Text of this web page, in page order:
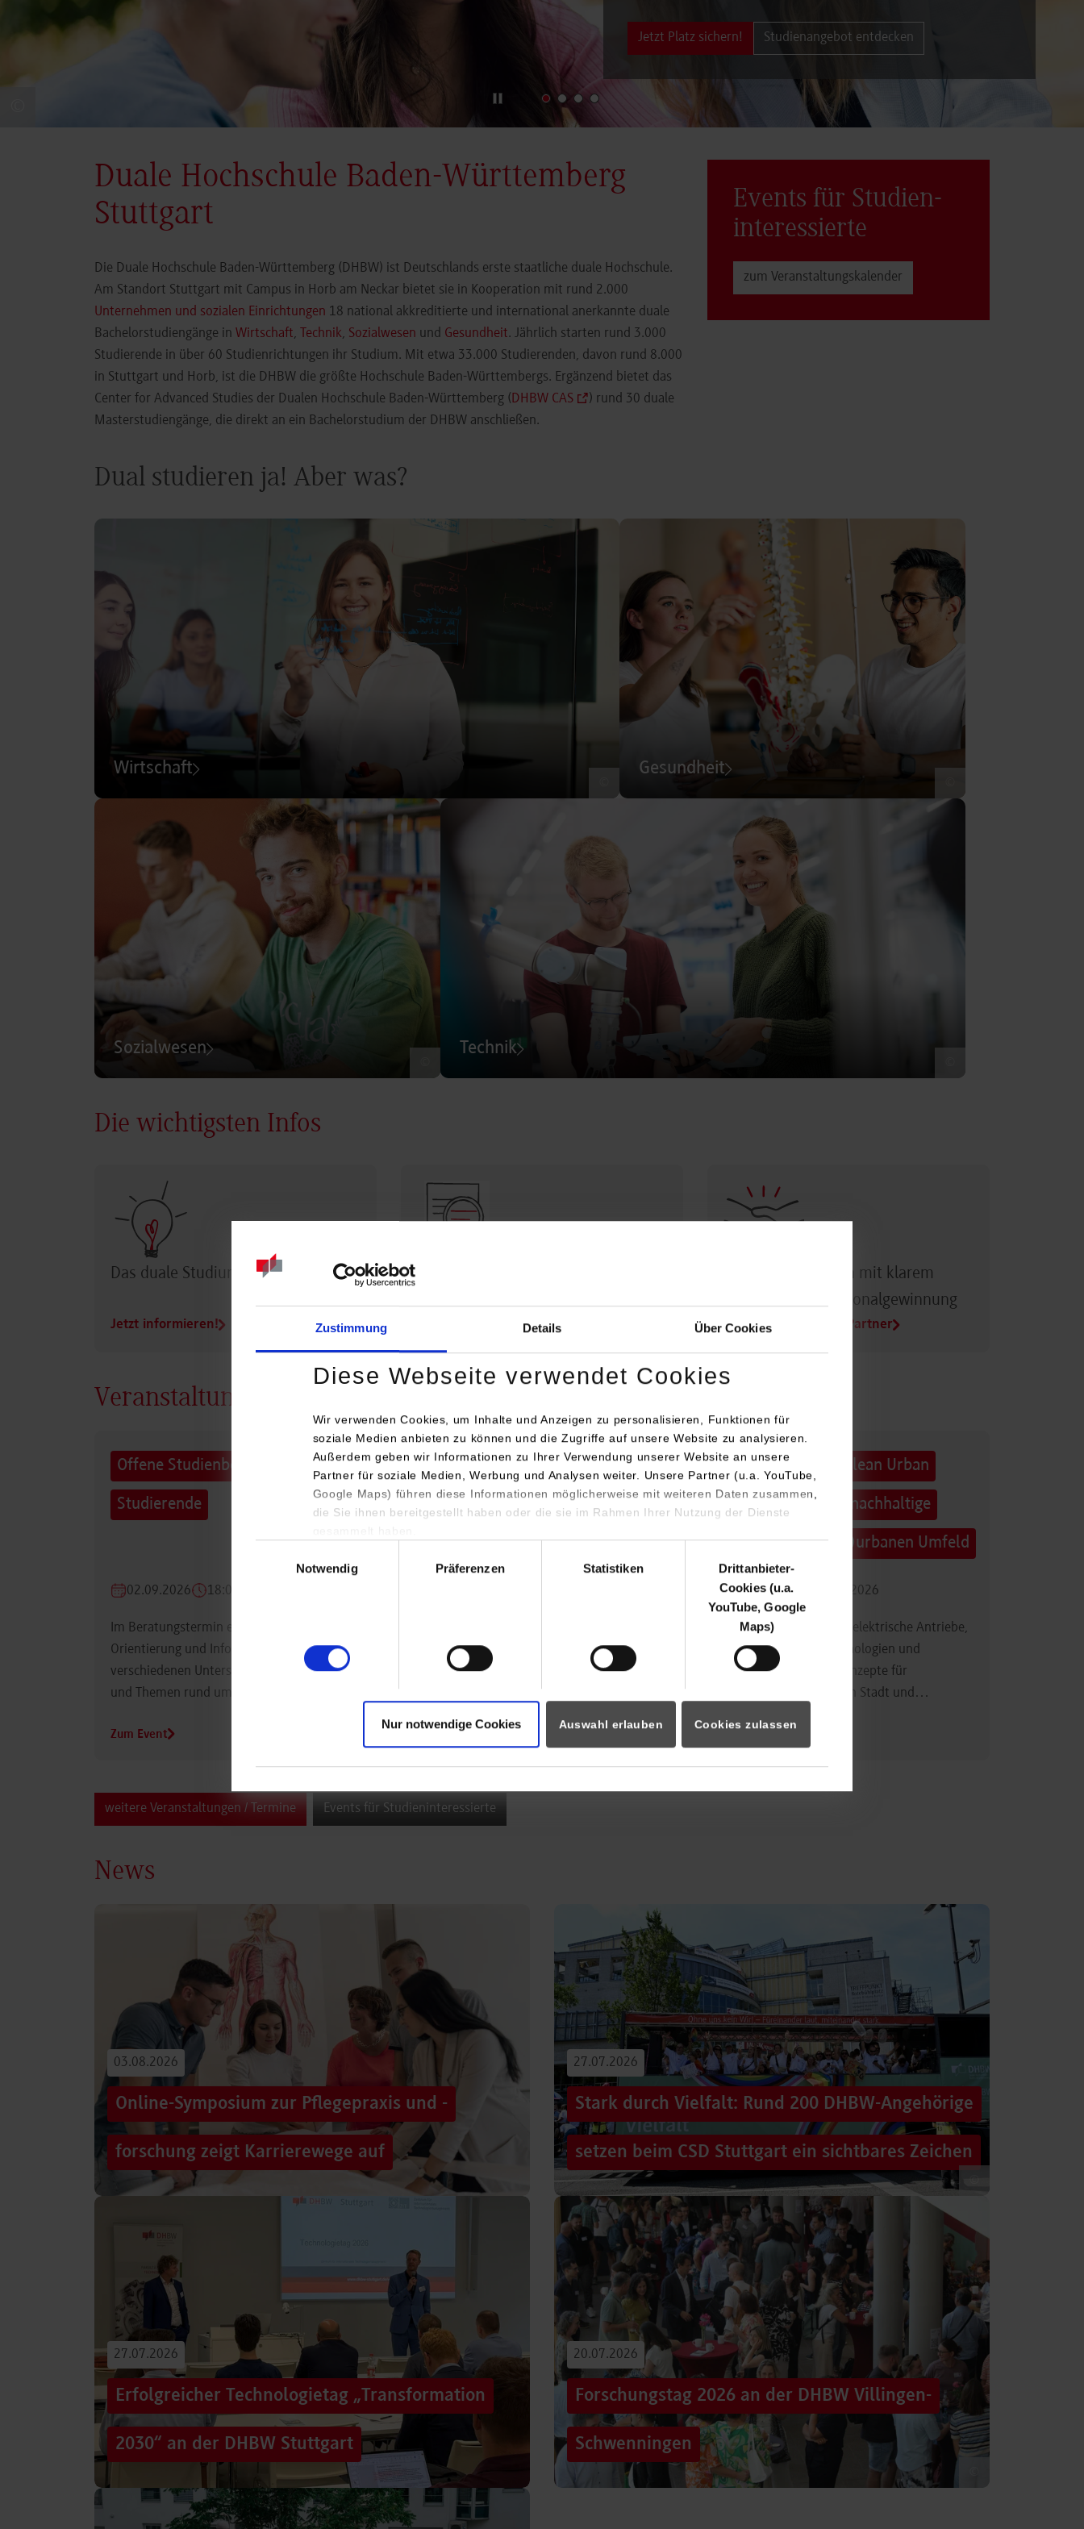
Zustimmung Details Über Cookies
Diese Webseite verwendet Cookies
Wir verwenden Cookies, um Inhalte und Anzeigen zu personalisieren, Funktionen für
soziale Medien anbieten zu können und die Zugriffe auf unsere Website zu analysieren.
Außerdem geben wir Informationen zu Ihrer Verwendung unserer Website an unsere
Partner für soziale Medien, Werbung und Analysen weiter. Unsere Partner (u.a. YouTube,
Google Maps) führen diese Informationen möglicherweise mit weiteren Daten zusammen,
die Sie ihnen bereitgestellt haben oder die sie im Rahmen Ihrer Nutzung der Dienste
Notwendig
Präferenzen Statistiken
Drittanbieter-
Cookies (u.a.
YouTube, Google
Maps)
Nur notwendige Cookies Auswahl erlauben Cookies zulassen
Jetzt Platz sichern! Studienangebot entdecken
Duale Hochschule Baden-Württemberg
Stuttgart
Die Duale Hochschule Baden-Württemberg (DHBW) ist Deutschlands erste staatliche duale Hochschule.
Am Standort Stuttgart mit Campus in Horb am Neckar bietet sie in Kooperation mit rund 2.000
Unternehmen und sozialen Einrichtungen 18 national akkreditierte und international anerkannte duale
Bachelorstudiengänge in Wirtschaft, Technik, Sozialwesen und Gesundheit. Jährlich starten rund 3.000
Studierende in über 60 Studienrichtungen ihr Studium. Mit etwa 33.000 Studierenden, davon rund 8.000
in Stuttgart und Horb, ist die DHBW die größte Hochschule Baden-Württembergs. Ergänzend bietet das
Center for Advanced Studies der Dualen Hochschule Baden-Württemberg (DHBW CAS
) rund 30 duale
Masterstudiengänge, die direkt an ein Bachelorstudium der DHBW anschließen.
Events für Studien­
interessierte
zum Veranstaltungs­kalender
Dual studieren ja! Aber was?
Wirtschaft Gesundheit
Sozialwesen Technik
Die wichtigsten Infos
Das duale Studium im Überblick
Jetzt informieren! Profil der DHBW Stuttgart
Dualer Partner sein mit klarem
Vorteil bei der Personalgewinnung
Alle Infos für Duale Partner
Veranstaltungen
Offene Studienberatung für
Studierende
02.09.2026 18:00 Uhr
Im Beratungstermin erhalten Studierende
Orientierung und Informationen zu
verschiedenen Unterstützungsmöglichkeiten
und Themen rund um das Studium.
Zum Event
INDIS-Infoveranstaltung für
Studierende
Studierende
Zum Event
Technologietag: Clean Urban
Transportation – nachhaltige
Mobilität im (sub)urbanen Umfeld
16.09.2026 - 17.09.2026
Im Mittelpunkt stehen elektrische Antriebe,
moderne Batterietechnologien und
innovative Fahrzeugkonzepte für
nachhaltige Mobilität in Stadt und…
weitere Veranstaltungen / Termine Events für Studieninteressierte
News
03.08.2026
Online-Symposium zur Pflegepraxis und -
forschung zeigt Karrierewege auf
Von der Promotion in Australien über die Weiterentwicklung
Führungsaufgaben – Drei…
Beitrag lesen
27.07.2026
Stark durch Vielfalt: Rund 200 DHBW-Angehörige
setzen beim CSD Stuttgart ein sichtbares Zeichen
Hunderttausende Menschen säumten am Samstag die Straßen der
Stuttgarter Innenstadt. Mitten im farbenfrohen Zug: ein eigener DHBW-
Truck, eine große…
Beitrag lesen
27.07.2026
Erfolgreicher Technologietag „Transformation
2030“ an der DHBW Stuttgart
Wie gelingt Transformation in einer Zeit, in der sich Technologien, Märkte
und gesellschaftliche Rahmenbedingungen immer schneller verändern?
Genau…
20.07.2026
Forschungstag 2026 an der DHBW Villingen-
Schwenningen
Grenzen überschreiten – und dennoch eine Verbindung schaffen, mit